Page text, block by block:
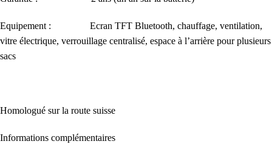
Equipement : Ecran TFT Bluetooth, chauffage, ventilation,
vitre électrique, verrouillage centralisé, espace à l’arrière pour plusieurs
sacs
Homologué sur la route suisse
Informations complémentaires